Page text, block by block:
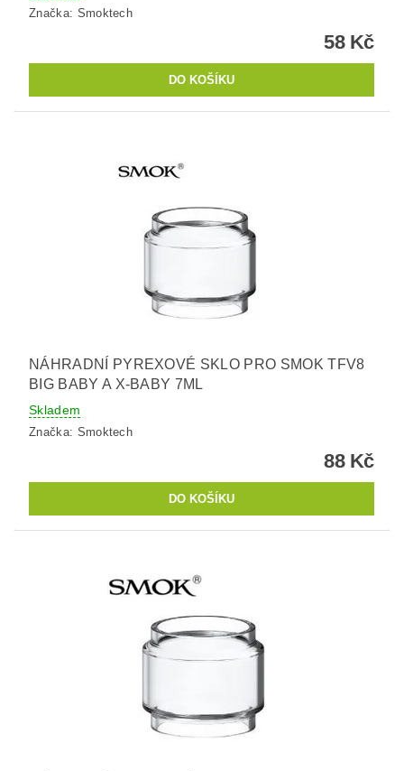
Značka: Smoktech
58 Kč
NÁHRADNÍ PYREXOVÉ SKLO PRO SMOK TFV8
BIG BABY A X-BABY 7ML
Skladem
Značka: Smoktech
88 Kč